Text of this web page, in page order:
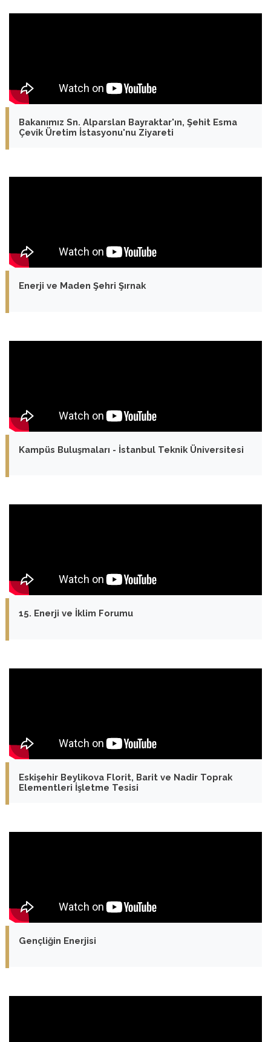
Bakanımız Sn. Alparslan Bayraktar'ın, Şehit Esma
Çevik Üretim İstasyonu'nu Ziyareti
Enerji ve Maden Şehri Şırnak
Kampüs Buluşmaları - İstanbul Teknik Üniversitesi
15. Enerji ve İklim Forumu
Eskişehir Beylikova Florit, Barit ve Nadir Toprak
Elementleri İşletme Tesisi
Gençliğin Enerjisi